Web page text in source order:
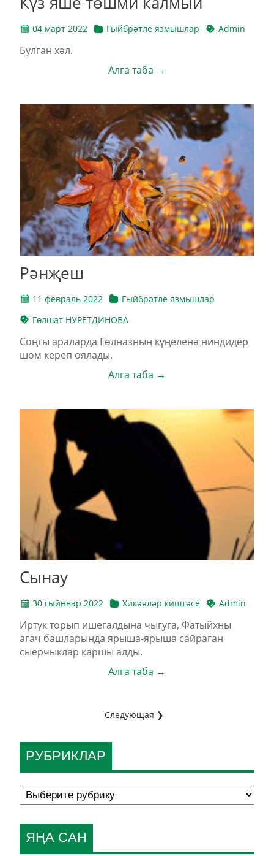
04 март 2022 Гыйбрәтле язмышлар Admin
Булган хәл.
Алга таба →
Рәнҗеш
11 февраль 2022
Гыйбрәтле язмышлар
Гөлшат НУРЕТДИНОВА
Соңгы араларда Гөлназның күңеленә ниндидер
шом кереп оялады.
Алга таба →
Сынау
30 гыйнвар 2022 Хикәяләр киштәсе Admin
Иртүк торып ишегалдына чыгуга, Фатыйхны
агач башларында ярыша-ярыша сайраган
сыерчыклар каршы алды.
Алга таба →
Следующая ❯
РУБРИКЛАР
ЯҢА САН